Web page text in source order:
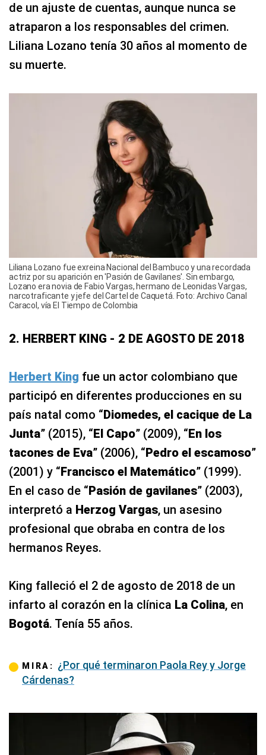
de un ajuste de cuentas, aunque nunca se
atraparon a los responsables del crimen.
Liliana Lozano tenía 30 años al momento de
su muerte.
Liliana Lozano fue exreina Nacional del Bambuco y una recordada
actriz por su aparición en 'Pasión de Gavilanes'. Sin embargo,
Lozano era novia de Fabio Vargas, hermano de Leonidas Vargas,
narcotraficante y jefe del Cartel de Caquetá. Foto: Archivo Canal
Caracol, vía El Tiempo de Colombia
2. HERBERT KING - 2 DE AGOSTO DE 2018
Herbert King fue un actor colombiano que
participó en diferentes producciones en su
país natal como “Diomedes, el cacique de La
Junta” (2015), “El Capo” (2009), “En los
tacones de Eva” (2006), “Pedro el escamoso”
(2001) y “Francisco el Matemático” (1999).
En el caso de “Pasión de gavilanes” (2003),
interpretó a Herzog Vargas, un asesino
profesional que obraba en contra de los
hermanos Reyes.
King falleció el 2 de agosto de 2018 de un
infarto al corazón en la clínica La Colina, en
Bogotá. Tenía 55 años.
MIRA: ¿Por qué terminaron Paola Rey y Jorge
Cárdenas?